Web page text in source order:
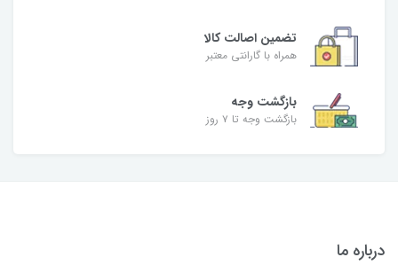
تضمین اصالت کالا
همراه با گارانتی معتبر
بازگشت وجه
بازگشت وجه تا ۷ روز
درباره ما